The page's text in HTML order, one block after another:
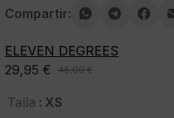
45,00€
El
precio
29,95 €
El
precio
Talla : XS
Compartir:
ELEVEN DEGREES